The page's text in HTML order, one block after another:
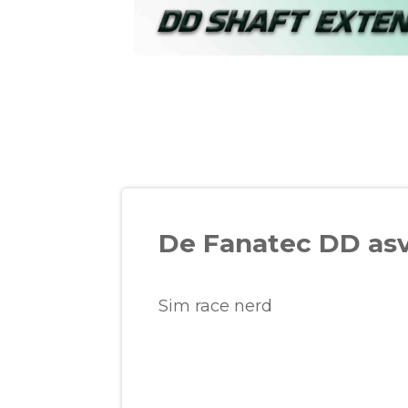
De Fanatec DD
Sim race nerd